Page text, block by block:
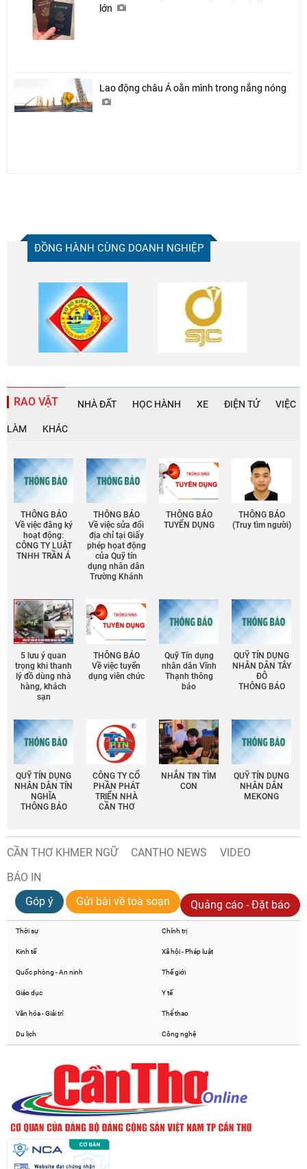
lớn
Lao động châu Á oằn mình trong nắng nóng
ĐỒNG HÀNH CÙNG DOANH NGHIỆP
RAO VẶT NHÀ ĐẤT HỌC HÀNH XE ĐIỆN TỬ VIỆC
LÀM KHÁC
THÔNG BÁO
Về việc đăng ký
hoạt động:
CÔNG TY LUẬT
TNHH TRẦN Á
THÔNG BÁO
Về việc sửa đổi
địa chỉ tại Giấy
phép họat động
của Quỹ tín
dụng nhân dân
Trường Khánh
THÔNG BÁO
TUYỂN DỤNG
THÔNG BÁO
(Truy tìm người)
5 lưu ý quan
trọng khi thanh
lý đồ dùng nhà
hàng, khách
sạn
THÔNG BÁO
Về việc tuyển
dụng viên chức
Quỹ Tín dụng
nhân dân Vĩnh
Thạnh thông
báo
QUỸ TÍN DỤNG
NHÂN DÂN TÂY
ĐÔ
THÔNG BÁO
QUỸ TÍN DỤNG
NHÂN DÂN TÍN
NGHĨA
THÔNG BÁO
CÔNG TY CỔ
PHẦN PHÁT
TRIỂN NHÀ
CẦN THƠ
NHẮN TIN TÌM
CON
QUỸ TÍN DỤNG
NHÂN DÂN
MEKONG
CẦN THƠ KHMER NGỮ CANTHO NEWS
VIDEO
BÁO IN
Góp ý
Gửi bài về toà soạn Quảng cáo - Đặt báo
Thời sự Chính trị
Kinh tế Xã hội - Pháp luật
Quốc phòng - An ninh Thế giới
Giáo dục Y tế
Văn hóa - Giải trí Thể thao
Du lịch Công nghệ